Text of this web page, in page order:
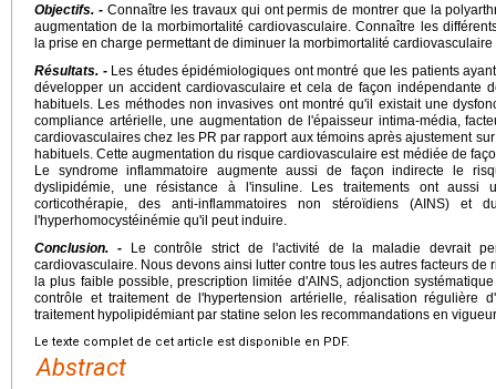
Objectifs. -Connaître les travaux qui ont permis de montrer que la
augmentation de la morbimortalité cardiovasculaire. Connaître les
la prise en charge permettant de diminuer la morbimortalité cardiovasculaire
Résultats. -Les études épidémiologiques ont montré que les patients
développer un accident cardiovasculaire et cela de façon indépendante
habituels. Les méthodes non invasives ont montré qu'il existait une
compliance artérielle, une augmentation de l'épaisseur intima-média,
cardiovasculaires chez les PR par rapport aux témoins après ajustement
habituels. Cette augmentation du risque cardiovasculaire est médiée de
Le syndrome inflammatoire augmente aussi de façon indirecte le
dyslipidémie, une résistance à l'insuline. Les traitements ont
corticothérapie, des anti-inflammatoires non stéroïdiens (AINS) et
l'hyperhomocystéinémie qu'il peut induire.
Conclusion. -Le contrôle strict de l'activité de la maladie devrait
cardiovasculaire. Nous devons ainsi lutter contre tous les autres facteurs
la plus faible possible, prescription limitée d'AINS, adjonction
contrôle et traitement de l'hypertension artérielle, réalisation régulière
traitement hypolipidémiant par statine selon les recommandations en
Le texte complet de cet article est disponible en PDF.
Abstract